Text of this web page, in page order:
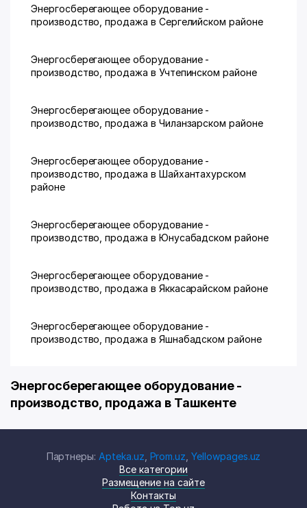
Энергосберегающее оборудование -
производство, продажа в Сергелийском районе
Энергосберегающее оборудование -
производство, продажа в Учтепинском районе
Энергосберегающее оборудование -
производство, продажа в Чиланзарском районе
Энергосберегающее оборудование -
производство, продажа в Шайхантахурском
районе
Энергосберегающее оборудование -
производство, продажа в Юнусабадском районе
Энергосберегающее оборудование -
производство, продажа в Яккасарайском районе
Энергосберегающее оборудование -
производство, продажа в Яшнабадском районе
Энергосберегающее оборудование -
производство, продажа в Ташкенте
Партнеры: Apteka.uz Prom.uz ,Yellowpages.uz
Все категории
Размещение на сайте
Контакты